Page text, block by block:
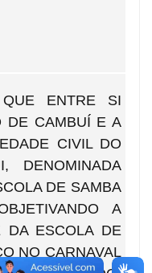
ENTRE SI
DE CAMBUÍ E A
CIVIL DO
DENOMINADA
DE SAMBA
A
DA ESCOLA DE
NO CARNAVAL